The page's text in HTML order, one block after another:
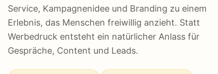
Service, Kampagnenidee und Branding zu einem
Erlebnis, das Menschen freiwillig anzieht. Statt
Werbedruck entsteht ein natürlicher Anlass für
Gespräche, Content und Leads.